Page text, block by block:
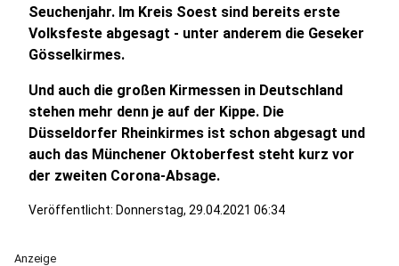
Seuchenjahr. Im Kreis Soest sind bereits erste
Volksfeste abgesagt - unter anderem die Geseker
Gösselkirmes.
Und auch die großen Kirmessen in Deutschland
stehen mehr denn je auf der Kippe. Die
Düsseldorfer Rheinkirmes ist schon abgesagt und
auch das Münchener Oktoberfest steht kurz vor
der zweiten Corona-Absage.
Veröffentlicht: Donnerstag, 29.04.2021 06:34
Anzeige